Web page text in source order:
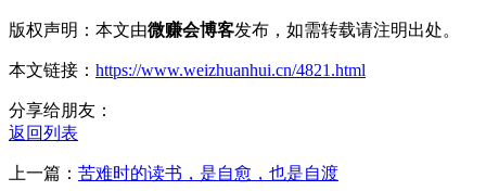
版权声明：本文由微赚会博客发布，如需转载请注明出处。
本文链接： https://www.weizhuanhui.cn/4821.html
分享给朋友：
返回列表
上一篇： 苦难时的读书，是自愈，也是自渡